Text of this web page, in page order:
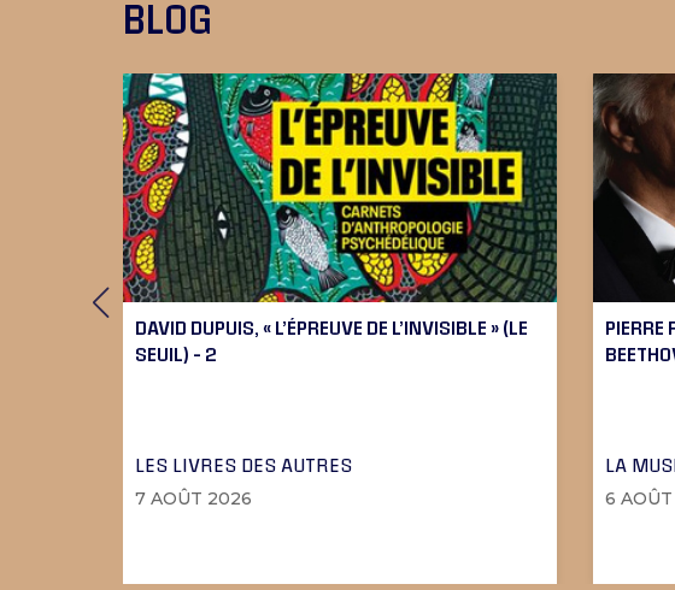
BLOG
DAVID DUPUIS, « L’ÉPREUVE DE L’INVISIBLE » (LE
SEUIL) – 2
LES LIVRES DES AUTRES
7 AOÛT 2026
PIERRE
LA
6